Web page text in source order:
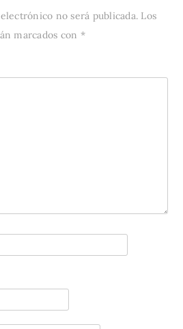
no será publicada. Los
marcados con *